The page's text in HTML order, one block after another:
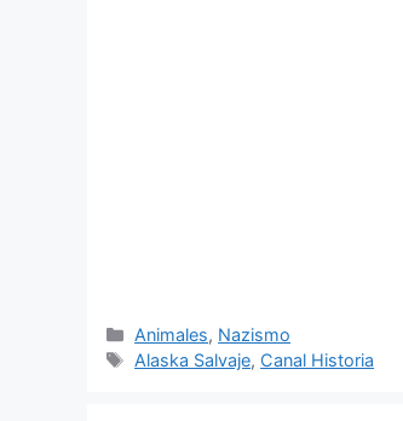
Categorías
Animales, Nazismo
Etiquetas
Alaska Salvaje, Canal Historia